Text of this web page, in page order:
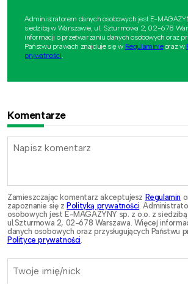
Administratorem danych osobowych jest E-
siedzibą w Warszawie, ul. Szturmowa 2, 02-678
informacji o przetwarzaniu danych osobowych oraz
Państwu prawach znajduje się w Regulaminieoraz w
prywatności.
Komentarze
Zamieszczając komentarz akceptujesz Regulamin
zapoznanie się z Polityką prywatności.
osobowych jest E-MAGAZYNY sp. z o.o. z
ul.Szturmowa 2, 02-678 Warszawa. Więcej
danych osobowych oraz przysługujących Państwu
Polityce prywatności.